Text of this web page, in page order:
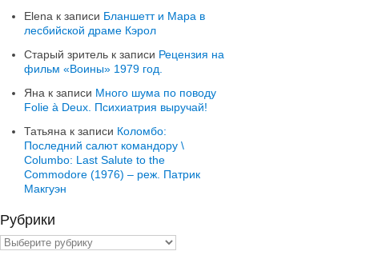
Elena к записи Бланшетт и Мара в
лесбийской драме Кэрол
Старый зритель к записи Рецензия на
фильм «Воины» 1979 год.
Яна к записи Много шума по поводу
Folie à Deux. Психиатрия выручай!
Татьяна к записи Коломбо:
Последний салют командору \
Columbo: Last Salute to the
Commodore (1976) – реж. Патрик
Макгуэн
Рубрики
Рубрики